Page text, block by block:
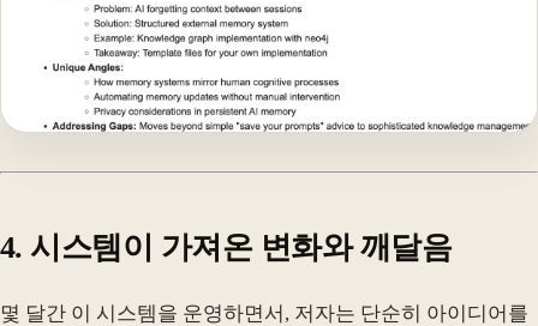
4. 시스템이 가져온 변화와 깨달음
몇 달간 이 시스템을 운영하면서, 저자는 단순히 아이디어를